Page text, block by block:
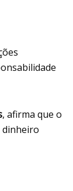
, afirma que o
dinheiro